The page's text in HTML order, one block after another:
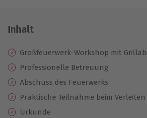
3 Jahre gültig & verlängerbar.
Inhalt
Großfeuerwerk-Workshop mit
Professionelle Betreuung
Abschuss des Feuerwerks
Praktische Teilnahme beim
Urkunde